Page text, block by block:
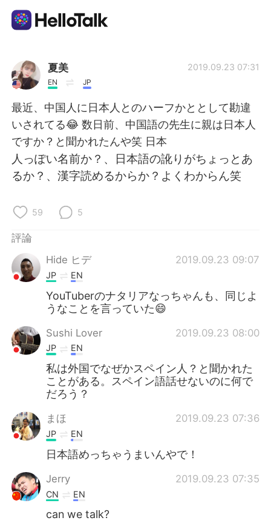
語言交換應用
AI Grammar Checker
繁體中文
English 简体中文
Español
Français
日本語
Русский ไทย
Indonesia
Türkçe Tiếng Việt
Português
夏美
EN JP
2019.09.23 07:31
最近、中国人に日本人とのハーフかととして勘違
いされてる😂 数日前、中国語の先生に親は日本人
ですか？と聞かれたんや笑 日本
人っぽい名前か？、日本語の訛りがちょっとあ
るか？、漢字読めるからか？よくわからん笑
59 5
評論
Hide ヒデ
2019.09.23 09:07
JP EN
YouTuberのナタリアなっちゃんも、同じよ
うなことを言っていた😄
Sushi Lover 2019.09.23 08:00
JP EN
私は外国でなぜかスペイン人？と聞かれた
ことがある。スペイン語話せないのに何で
だろう？
まほ 2019.09.23 07:36
JP EN
日本語めっちゃうまいんやで！
Jerry 2019.09.23 07:35
CN EN
can we talk?